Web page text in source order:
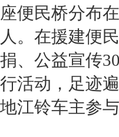
座便民桥分布
人。在援建便
捐、公益宣传
行活动，足迹
地江铃车主参与